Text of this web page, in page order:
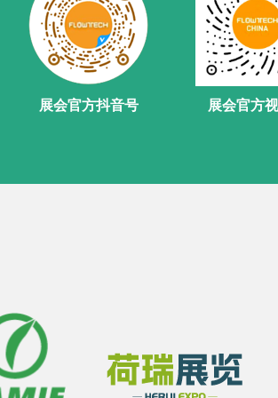
展会官方抖音号 展会官方